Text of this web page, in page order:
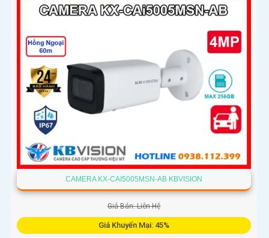
CAMERA KX-CAI5005MSN-AB KBVISION
Giá Bán: Liên Hệ
Giá Khuyến Mại: 45%